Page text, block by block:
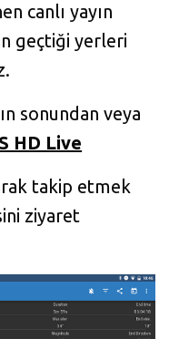
canlı yayın
geçtiği yerleri
sonundan veya
HD Live
takip etmek
ziyaret